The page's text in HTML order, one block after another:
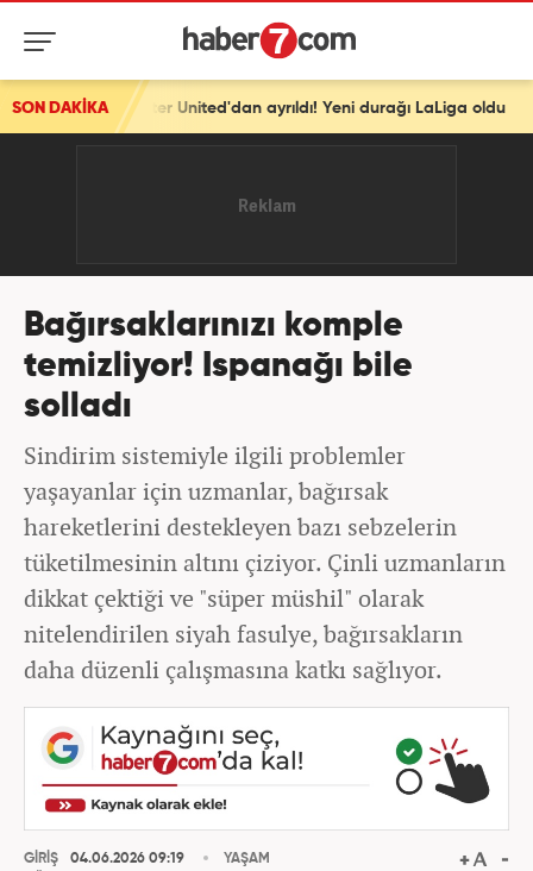
SON DAKİKA
United'dan ayrıldı! Yeni durağı LaLiga oldu
Bağırsaklarınızı komple
temizliyor! Ispanağı bile
solladı
Sindirim sistemiyle ilgili problemler
yaşayanlar için uzmanlar, bağırsak
hareketlerini destekleyen bazı sebzelerin
tüketilmesinin altını çiziyor. Çinli uzmanların
dikkat çektiği ve "süper müshil" olarak
nitelendirilen siyah fasulye, bağırsakların
daha düzenli çalışmasına katkı sağlıyor.
GİRİŞ
04.06.2026 09:19
YAŞAM